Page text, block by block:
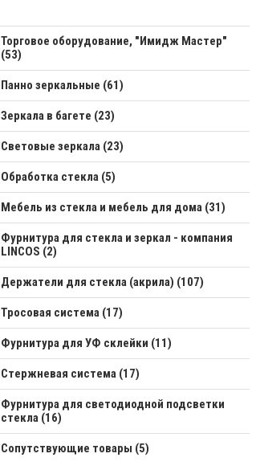
Торговое оборудование, "Имидж Мастер"
(53)
Панно зеркальные (61)
Зеркала в багете (23)
Световые зеркала (23)
Обработка стекла (5)
Мебель из стекла и мебель для дома (31)
Фурнитура для стекла и зеркал - компания
LINCOS (2)
Держатели для стекла (акрила) (107)
Тросовая система (17)
Фурнитура для УФ склейки (11)
Стержневая система (17)
Фурнитура для светодиодной подсветки
стекла (16)
Сопутствующие товары (5)